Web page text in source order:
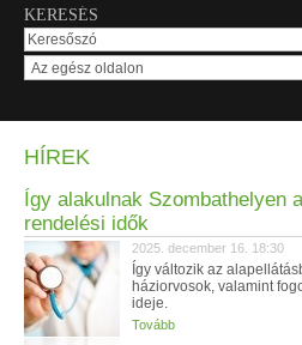
KERESÉS
HÍREK
Így alakulnak Szombathelyen
rendelési idők
2025. december 16. 18:30
Így változik az
háziorvosok, valamint
ideje.
Tovább